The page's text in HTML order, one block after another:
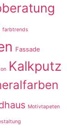
farbtrends
Fassade
Kalkputz
Motivtapeten